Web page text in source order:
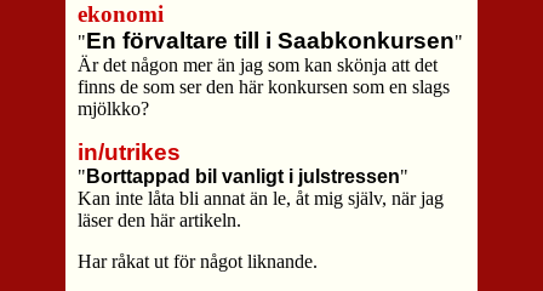
ekonomi
"En förvaltare till i Saabkonkursen"
Är det någon mer än jag som kan skönja att det
finns de som ser den här konkursen som en slags
mjölkko?
in/utrikes
" Borttappad bil vanligt i julstressen"
Kan inte låta bli annat än le, åt mig själv, när jag
läser den här artikeln.
Har råkat ut för något liknande.